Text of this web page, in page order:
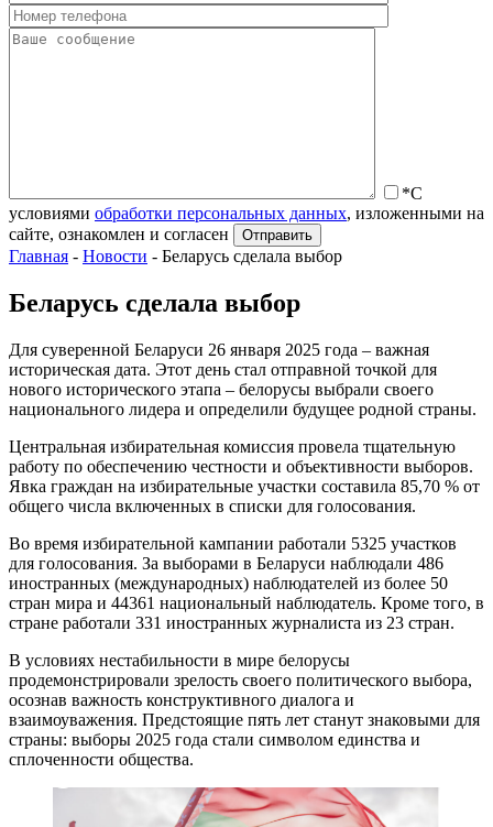
*С
условиями обработки персональных данных, изложенными на
сайте, ознакомлен и согласен
Главная - Новости - Беларусь сделала выбор
Беларусь сделала выбор
Для суверенной Беларуси 26 января 2025 года – важная
историческая дата. Этот день стал отправной точкой для
нового исторического этапа – белорусы выбрали своего
национального лидера и определили будущее родной страны.
Центральная избирательная комиссия провела тщательную
работу по обеспечению честности и объективности выборов.
Явка граждан на избирательные участки составила 85,70 % от
общего числа включенных в списки для голосования.
Во время избирательной кампании работали 5325 участков
для голосования. За выборами в Беларуси наблюдали 486
иностранных (международных) наблюдателей из более 50
стран мира и 44361 национальный наблюдатель. Кроме того, в
стране работали 331 иностранных журналиста из 23 стран.
В условиях нестабильности в мире белорусы
продемонстрировали зрелость своего политического выбора,
осознав важность конструктивного диалога и
взаимоуважения. Предстоящие пять лет станут знаковыми для
страны: выборы 2025 года стали символом единства и
сплоченности общества.